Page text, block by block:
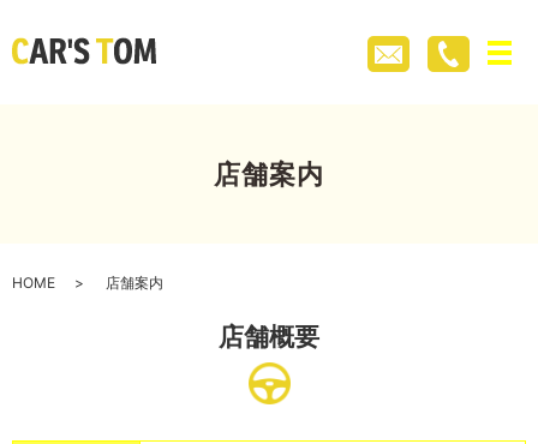
メ
店舗案内
HOME 店舗案内
店舗概要